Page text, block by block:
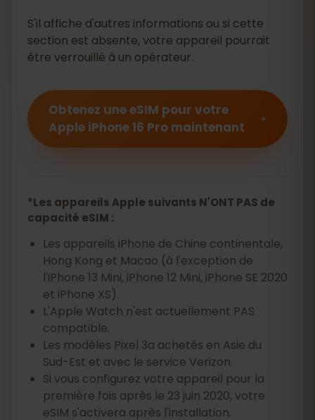
S'il affiche d'autres informations ou si cette
section est absente, votre appareil pourrait
être verrouillé à un opérateur.
Obtenez une eSIM pour votre
Apple iPhone 16 Pro maintenant
*Les appareils Apple suivants N'ONT PAS de
capacité eSIM :
Les appareils iPhone de Chine continentale,
Hong Kong et Macao (à l'exception de
l'iPhone 13 Mini, iPhone 12 Mini, iPhone SE 2020
et iPhone XS).
L'Apple Watch n'est actuellement PAS
compatible.
Les modèles Pixel 3a achetés en Asie du
Sud-Est et avec le service Verizon.
Si vous configurez votre appareil pour la
première fois après le 23 juin 2020, votre
eSIM s'activera après l'installation.